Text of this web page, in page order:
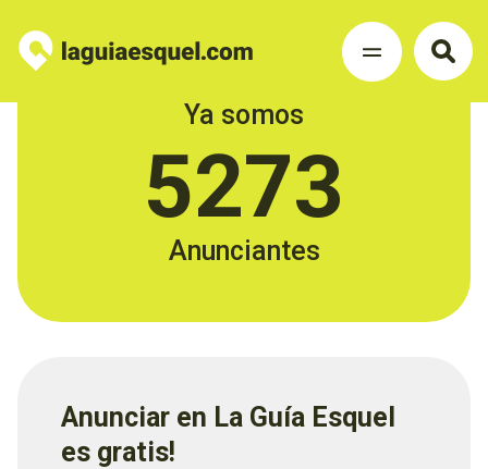
Ya somos
5273
Anunciantes
Anunciar en La Guía Esquel
es gratis!